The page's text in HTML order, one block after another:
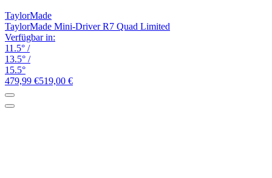
TaylorMade
TaylorMade Mini-Driver R7 Quad Limited
Verfügbar in:
11.5° /
13.5° /
15.5°
479,99 €519,00 €